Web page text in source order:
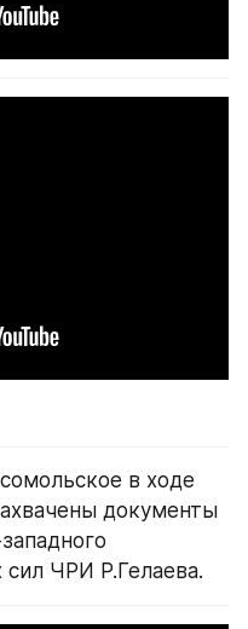
в ходе
документы
ЧРИ Р.Гелаева.